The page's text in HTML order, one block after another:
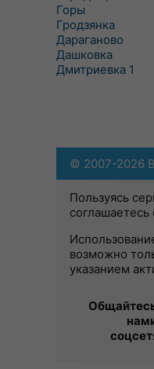
Горы
Гродзянка
Дараганово
Дашковка
Дмитриевка 1
© 2007-2026
Пользуясь
соглашаетесь
возможно
указанием